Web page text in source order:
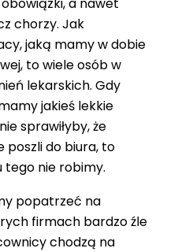
chorzy. Jak
jaką mamy w dobie
to wiele osób w
lekarskich. Gdy
jakieś lekkie
sprawiłyby, że
poszli do biura, to
tego nie robimy.
popatrzeć na
firmach bardzo źle
chodzą na